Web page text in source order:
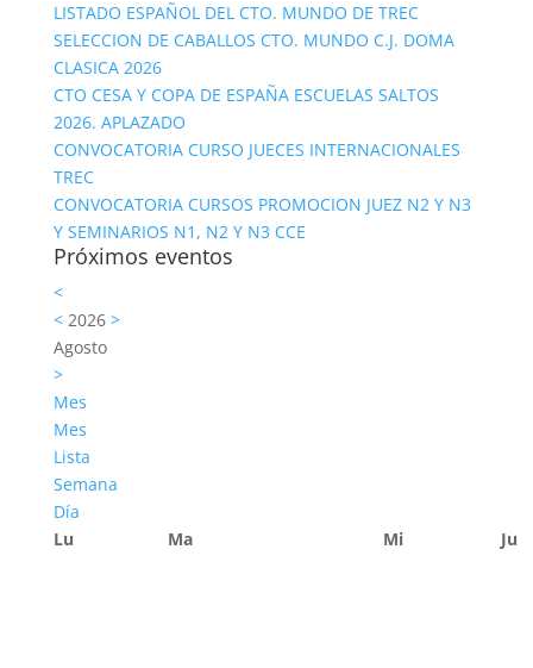
LISTADO ESPAÑOL DEL CTO. MUNDO DE TREC
SELECCION DE CABALLOS CTO. MUNDO C.J. DOMA
CLASICA 2026
CTO CESA Y COPA DE ESPAÑA ESCUELAS SALTOS
2026. APLAZADO
CONVOCATORIA CURSO JUECES INTERNACIONALES
TREC
CONVOCATORIA CURSOS PROMOCION JUEZ N2 Y N3
Y SEMINARIOS N1, N2 Y N3 CCE
Próximos eventos
<
<2026 >
Agosto
>
Mes
Mes
Lista
Semana
Día
Lu
Ma Mi Ju